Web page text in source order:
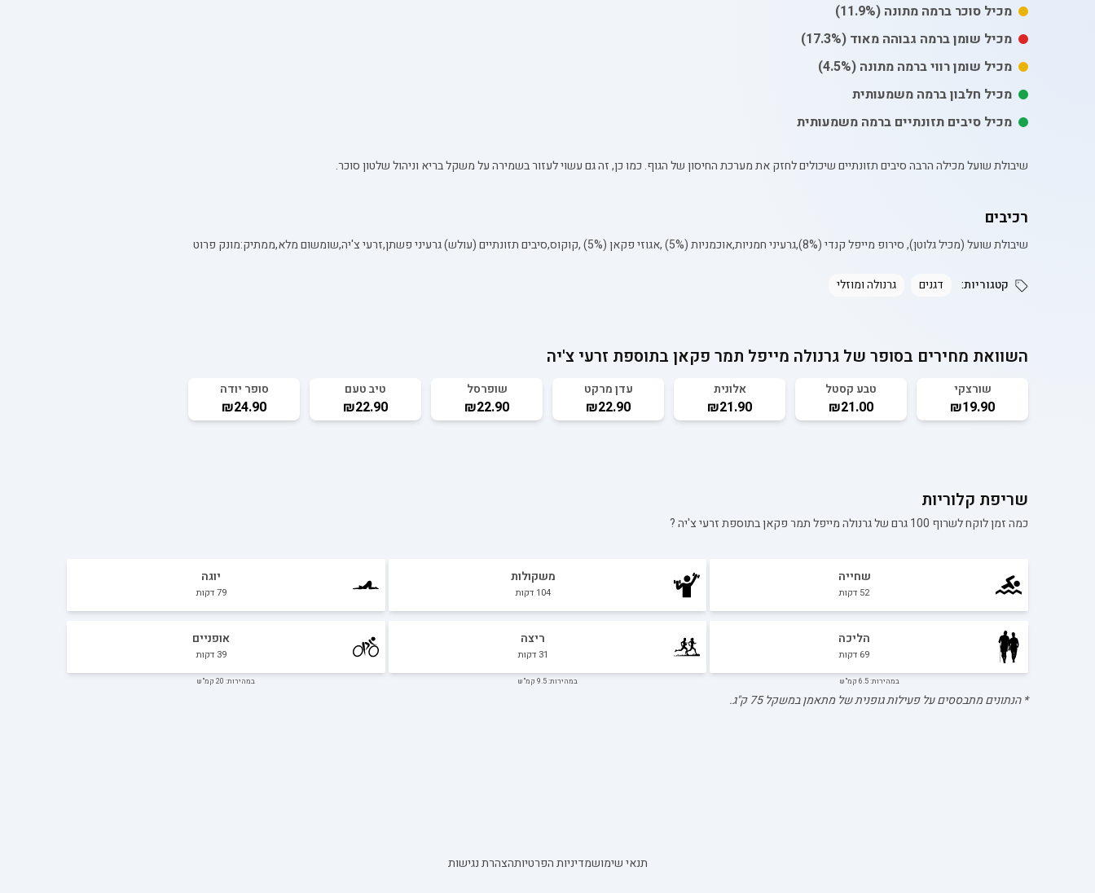
מכיל סוכר ברמה מתונה (11.9%)
מכיל שומןברמה גבוהה מאוד (17.3%)
מכיל שומן רוויברמה מתונה (4.5%)
מכיל חלבון ברמה משמעותית
מכיל סיבים תזונתיים ברמה משמעותית
שיבולת שועל מכילה הרבה סיבים תזונתיים שיכולים לחזק את מערכת החיסון של הגוף. כמו כן, זה גם עשוי לעזור בשמירה על משקל בריא וניהול שלטון סוכר.
רכיבים
שיבולת שועל (מכיל גלוטן), סירופ מייפל קנדי (8%),גרעיני חמניות,אוכמניות (5%) ,אגוזי פקאן (5%) ,קוקוס,סיבים תזונתיים (עולש) גרעיני פשתן,זרעי צ'יה,שומשום מלא,ממתיק:מונק פרוט
קטגוריות: דגנים גרנולה ומוזלי
השוואת מחירים בסופר של גרנולה מייפל תמר פקאן בתוספת זרעי צ'יה
שורצקי
₪19.90
טבע קסטל
₪21.00
אלונית
₪21.90
עדן מרקט
₪22.90
שופרסל
₪22.90
טיב טעם
₪22.90
סופר יודה
₪24.90
שריפת קלוריות
כמה זמן לוקח לשרוף 100 גרם של גרנולה מייפל תמר פקאן בתוספת זרעי צ'יה?
שחייה
52 דקות
משקולות
104 דקות
יוגה
79דקות
הליכה
69 דקות
במהירות: 6.5 קמ"ש
ריצה
31 דקות
במהירות: 9.5 קמ"ש
אופניים
39 דקות
במהירות: 20 קמ"ש
* הנתונים מתבססים על פעילות גופנית של מתאמן במשקל75ק"ג.
תנאי שימושמדיניות הפרטיותהצהרת נגישות